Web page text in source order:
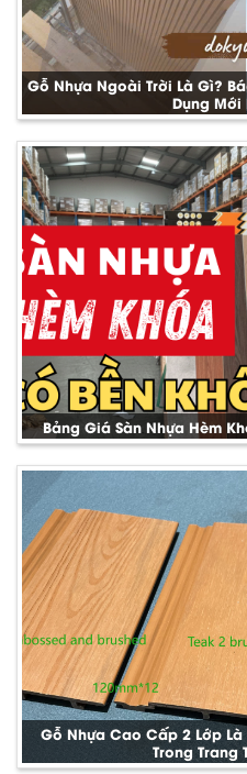
Gỗ Nhựa Ngoài Trời Là Gì?
Dụng Mới
Bảng Giá Sàn Nhựa Hèm
Gỗ Nhựa Cao Cấp 2 Lớp
Trong Trang